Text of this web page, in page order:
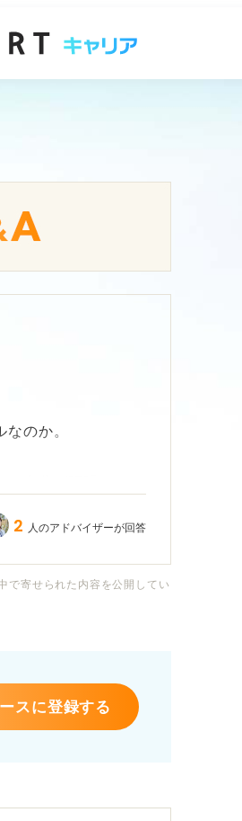
のか。
の役にも立っていな
ています。
良いでしょうか？
2 人のアドバイザーが回答
で寄せられた内容を公開してい
スに登録する